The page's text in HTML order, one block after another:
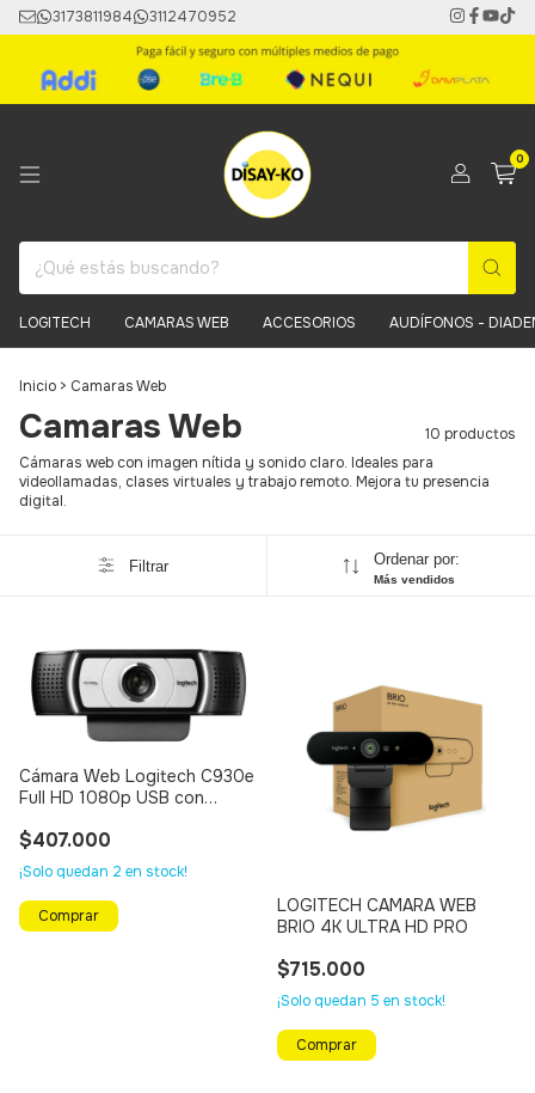
3173811984 3112470952
0
LOGITECH CAMARAS WEB ACCESORIOS AUDÍFONOS -
Inicio > Camaras Web
Camaras Web
10 productos
Cámaras web con imagen nítida y sonido claro. Ideales para
videollamadas, clases virtuales y trabajo remoto. Mejora tu presencia
digital.
Filtrar Ordenar por:
Más vendidos
Cámara Web Logitech C930e
Full HD 1080p USB con
$407.000
¡Solo quedan 2 en stock!
LOGITECH CAMARA WEB
BRIO 4K ULTRA HD PRO
$715.000
¡Solo quedan 5 en stock!